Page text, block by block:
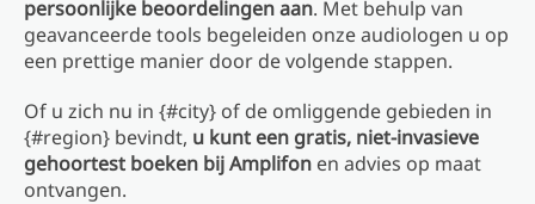
persoonlijke beoordelingen aan. Met behulp van
geavanceerde tools begeleiden onze audiologen u op
een prettige manier door de volgende stappen.
Of u zich nu in {#city} of de omliggende gebieden in
{#region} bevindt, u kunt een gratis, niet-invasieve
gehoortest boeken bij Amplifon en advies op maat
ontvangen.